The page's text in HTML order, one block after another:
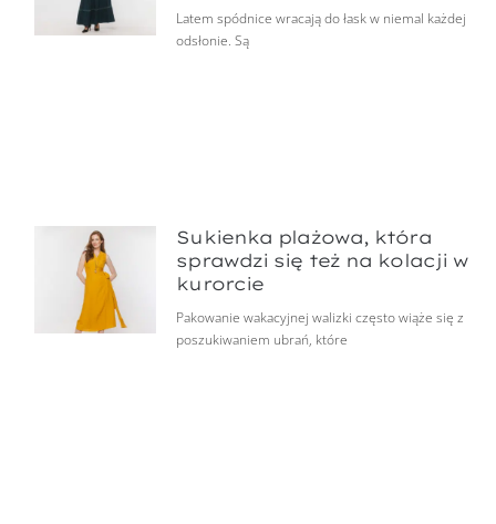
Latem spódnice wracają do łask w niemal każdej
odsłonie. Są
Sukienka plażowa, która
sprawdzi się też na kolacji w
kurorcie
Pakowanie wakacyjnej walizki często wiąże się z
poszukiwaniem ubrań, które